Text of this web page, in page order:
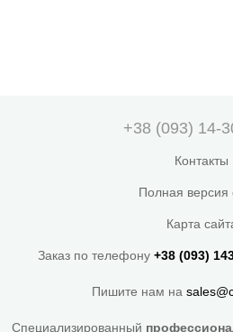
+38 (093) 14-
Контакты
Полная версия
Карта
Заказ по телефону +38 (093)
Пишите нам на
Специализированный